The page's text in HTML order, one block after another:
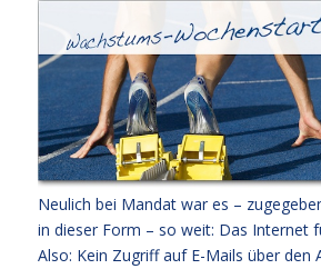
Neulich bei Mandat war es –
in dieser Form – so weit: Das Internet
Also: Kein Zugriff auf E-Mails über den